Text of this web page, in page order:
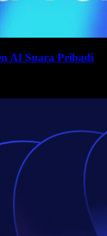
AI Suara Pribadi